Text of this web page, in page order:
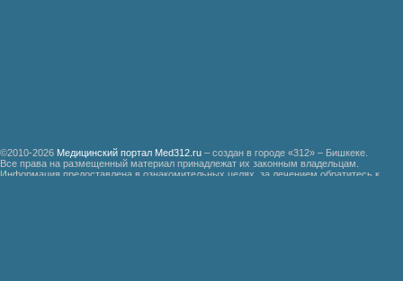
©2010-2026 Медицинский портал Med312.ru – создан в городе «312» – Бишкеке.
Все права на размещенный материал принадлежат их законным владельцам.
Информация предоставлена в ознакомительных целях, за лечением обратитесь к